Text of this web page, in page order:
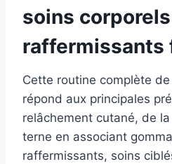
soins corporels
raffermissants
Cette routine complète
répond aux principales
relâchement cutané, de
terne en associant
raffermissants, soins